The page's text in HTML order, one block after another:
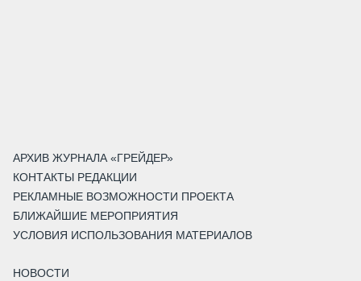
АРХИВ ЖУРНАЛА «ГРЕЙДЕР»
КОНТАКТЫ РЕДАКЦИИ
РЕКЛАМНЫЕ ВОЗМОЖНОСТИ ПРОЕКТА
БЛИЖАЙШИЕ МЕРОПРИЯТИЯ
УСЛОВИЯ ИСПОЛЬЗОВАНИЯ МАТЕРИАЛОВ
НОВОСТИ